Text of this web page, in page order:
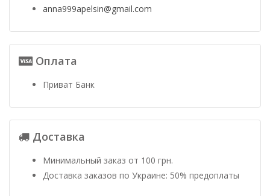
anna999apelsin@gmail.com
Оплата
Приват Банк
Доставка
Минимальный заказ от 100 грн.
Доставка заказов по Украине: 50% предоплаты